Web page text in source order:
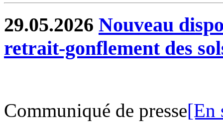
29.05.2026 Nouveau
retrait-gonflement des
Communiqué de presse[En